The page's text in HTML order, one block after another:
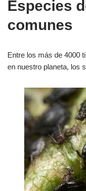
Especies
comunes
Entre los más de 4000
en nuestro planeta, los